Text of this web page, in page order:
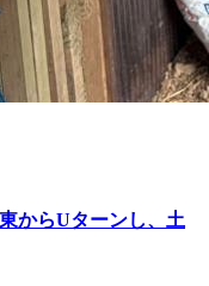
からUターンし、土